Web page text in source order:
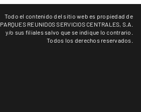
Todo el contenido del sitio web es propiedad de
PARQUES REUNIDOS SERVICIOS CENTRALES, S.A.
y/o sus filiales salvo que se indique lo contrario.
Todos los derechos reservados.